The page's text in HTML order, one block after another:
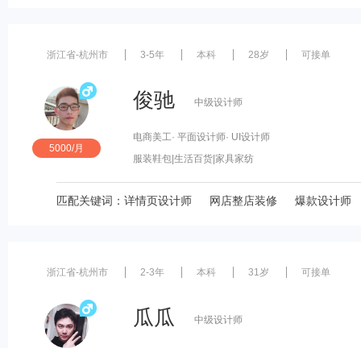
浙江省-杭州市 3-5年 本科 28岁 可接单
5000/月
俊驰 中级设计师
电商美工· 平面设计师· UI设计师
服装鞋包 |生活百货 |家具家纺
匹配关键词： 详情页设计师 网店整店装修 爆款设计师
浙江省-杭州市 2-3年 本科 31岁 可接单
瓜瓜 中级设计师